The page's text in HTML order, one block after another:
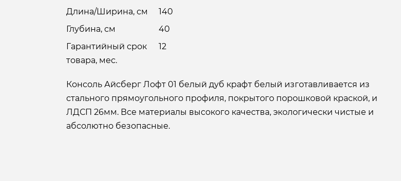
Длина/Ширина, см
140
Глубина, см
40
Гарантийный срок
товара, мес.
12
Консоль Айсберг Лофт 01 белый дуб крафт белый изготавливается из
стального прямоугольного профиля, покрытого порошковой краской, и
ЛДСП 26мм. Все материалы высокого качества, экологически чистые и
абсолютно безопасные.